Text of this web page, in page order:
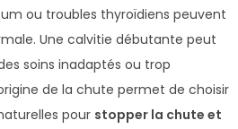
ou troubles thyroïdiens peuvent
Une calvitie débutante peut
soins inadaptés ou trop
de la chute permet de choisir
pour stopper la chute et